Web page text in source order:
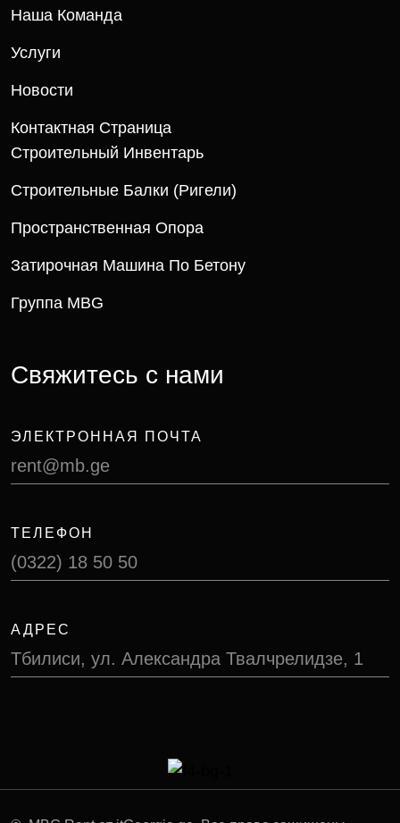
Наша Команда
Услуги
Новости
Контактная Страница
Строительный Инвентарь
Строительные Балки (ригели)
Пространственная Опора
Затирочная Машина По Бетону
Группа MBG
Свяжитесь с нами
ЭЛЕКТРОННАЯ ПОЧТА
rent@mb.ge
ТЕЛЕФОН
(0322) 18 50 50
АДРЕС
Тбилиси, ул. Александра Твалчрелидзе, 1